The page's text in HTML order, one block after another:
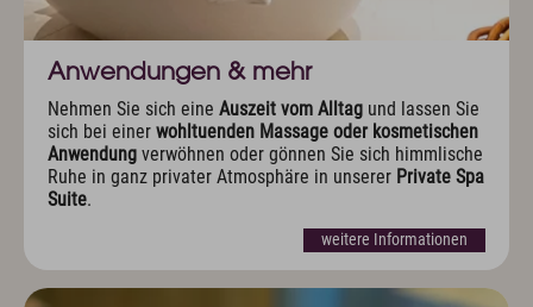
Anwendungen & mehr
Nehmen Sie sich eine Auszeit vom Alltag und lassen Sie
sich bei einer wohltuenden Massage oder kosmetischen
Anwendung verwöhnen oder gönnen Sie sich himmlische
Ruhe in ganz privater Atmosphäre in unserer Private Spa
Suite.
weitere Informationen